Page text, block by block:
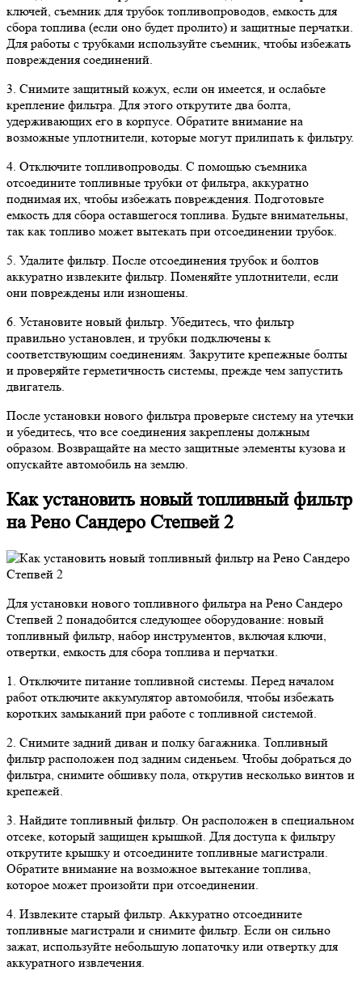
ключей, съемник для трубок топливопроводов, емкость для
сбора топлива (если оно будет пролито) и защитные перчатки.
Для работы с трубками используйте съемник, чтобы избежать
повреждения соединений.
3. Снимите защитный кожух, если он имеется, и ослабьте
крепление фильтра. Для этого открутите два болта,
удерживающих его в корпусе. Обратите внимание на
возможные уплотнители, которые могут прилипать к фильтру.
4. Отключите топливопроводы. С помощью съемника
отсоедините топливные трубки от фильтра, аккуратно
поднимая их, чтобы избежать повреждения. Подготовьте
емкость для сбора оставшегося топлива. Будьте внимательны,
так как топливо может вытекать при отсоединении трубок.
5. Удалите фильтр. После отсоединения трубок и болтов
аккуратно извлеките фильтр. Поменяйте уплотнители, если
они повреждены или изношены.
6. Установите новый фильтр. Убедитесь, что фильтр
правильно установлен, и трубки подключены к
соответствующим соединениям. Закрутите крепежные болты
и проверяйте герметичность системы, прежде чем запустить
двигатель.
После установки нового фильтра проверьте систему на утечки
и убедитесь, что все соединения закреплены должным
образом. Возвращайте на место защитные элементы кузова и
опускайте автомобиль на землю.
Как установить новый топливный фильтр
на Рено Сандеро Степвей 2
Для установки нового топливного фильтра на Рено Сандеро
Степвей 2 понадобится следующее оборудование: новый
топливный фильтр, набор инструментов, включая ключи,
отвертки, емкость для сбора топлива и перчатки.
1. Отключите питание топливной системы. Перед началом
работ отключите аккумулятор автомобиля, чтобы избежать
коротких замыканий при работе с топливной системой.
2. Снимите задний диван и полку багажника. Топливный
фильтр расположен под задним сиденьем. Чтобы добраться до
фильтра, снимите обшивку пола, открутив несколько винтов и
крепежей.
3. Найдите топливный фильтр. Он расположен в специальном
отсеке, который защищен крышкой. Для доступа к фильтру
открутите крышку и отсоедините топливные магистрали.
Обратите внимание на возможное вытекание топлива,
которое может произойти при отсоединении.
4. Извлеките старый фильтр. Аккуратно отсоедините
топливные магистрали и снимите фильтр. Если он сильно
зажат, используйте небольшую лопаточку или отвертку для
аккуратного извлечения.